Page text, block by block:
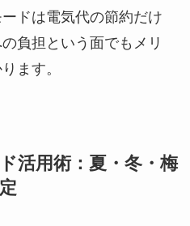
ドは電気代の節約だけ
負担という面でもメリ
ます。
活用術：夏・冬・梅